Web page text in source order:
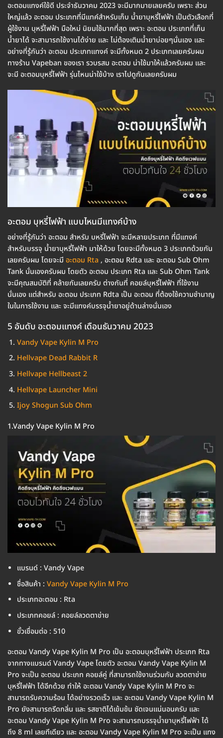
อะตอมแทงค์ใช้ดี ประจำธันวาคม 2023 จะมีมากมายเลยครับ เพราะ ส่วน
ใหญ่แล้ว อะตอม ประเภทที่มีแทค์สำหรับเก็บ น้ำยาบุหรี่ไฟฟ้า เป็นตัวเลือกที่
ผู้ใช้งาน บุหรี่ไฟฟ้า มือใหม่ นิยมใช้มากที่สุด เพราะ อะตอม ประเภทที่เก็น
น้ำยาได้ จะสามารถใช้งานได้ง่าย และ ไม่ต้องเติมน้ำยาบ่อยๆนั่นเอง และ
อย่างที่รู้กันว่า อะตอม ประเภทแทงค์ จะมีทั้งหมด 2 ประเภทเลยครับผม
ทางร้าน Vapeban ของเรา รวบรสม อะตอม น่าใช้มาให้แล้วครับผม และ
จะมี อะตอมบุหรี่ไฟฟ้า รุ่นไหนน่าใช้บ้าง เราไปดูกันเลยครับผม
อะตอม บุหรี่ไฟฟ้า แบบไหนมีแทงค์บ้าง
อย่างที่รู้กันว่า อะตอม สำหรับ บหรี่ไฟฟ้า จะมีหลายประเภท ที่มีแทงค์
สำหรับบรรจุ น้ำยาบุหรี่ไฟฟ้า มาให้ด้วย โดยจะมีทั้งหมด 3 ประเภทด้วยกัน
เลยครับผม โดยจะมี อะตอม Rta , อะตอม Rdta และ อะตอม Sub Ohm
Tank นั่นเองครับผม โดยตัว อะตอม ประเภท Rta และ Sub Ohm Tank
จะมีคุณสมบัติที่ คล้ายกันเลยครับ ต่างกันที่ คอยล์บุหรี่ไฟฟ้า ที่ใช้งาน
นั่นเอง แต่สำหรับ อะตอม ประเภท Rdta เป็น อะตอม ที่ต้องใช้ความชำนาญ
ในในการใช้งาน และ จะมีแทงค์บรรจุน้ำยาอยู่ด้านล่างนั่นเอง
5 อันดับ อะตอมแทงค์ เดือนธันวาคม 2023
Vandy Vape Kylin M Pro
Hellvape Dead Rabbit R
Hellvape Hellbeast 2
Hellvape Launcher Mini
Ijoy Shogun Sub Ohm
1.Vandy Vape Kylin M Pro
แบรนด์ : Vandy Vape
ชื่อสินค้า : Vandy Vape Kylin M Pro
ประเภทอะตอม : Rta
ประเภทคอยล์ : คอยล์ลวดตาข่าย
ขั้วเชื่อมต่อ : 510
อะตอม Vandy Vape Kylin M Pro เป็น อะตอมบุหรี่ไฟฟ้า ประเภท Rta
จากทางแบรนด์ Vandy Vape โดยตัว อะตอม Vandy Vape Kylin M
Pro จะเป็น อะตอม ประเภท คอยล์คู่ ที่สามารถใช้งานร่วมกับ ลวดตาข่าย
บุหรี่ไฟฟ้า ได้อีกด้วย ทำให้ อะตอม Vandy Vape Kylin M Pro จะ
สามารถรับความร้อน ได้อย่างรวดเร็ว และ อะตอม Vandy Vape Kylin M
Pro ยังสามารถรีดกลิ่น และ รสชาติได้เข้มข้น ชัดเจนแน่นอนครับ และ
อะตอม Vandy Vape Kylin M Pro จะสามารถบรรจุน้ำยาบุหรี่ไฟฟ้า ได้
ถึง 8 ml เลยทีเดียว และ อะตอม Vandy Vape Kylin M Pro จะเป็น แทง